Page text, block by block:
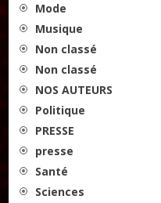
Mode
Musique
Non classé
Non classé
NOS AUTEURS
Politique
PRESSE
presse
Santé
Sciences